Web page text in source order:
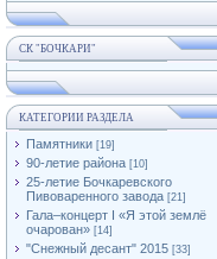
СК "БОЧКАРИ"
КАТЕГОРИИ РАЗДЕЛА
Памятники [19]
90-летие района [10]
25-летие Бочкаревского
Пивоваренного завода [21]
Гала–концерт I «Я этой землё
очарован» [14]
"Снежный десант" 2015 [33]